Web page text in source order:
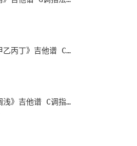
李佳薇《甲乙丙丁》吉他谱 C调指法弹唱谱
周杰伦《搁浅》吉他谱 C调指法弹唱谱